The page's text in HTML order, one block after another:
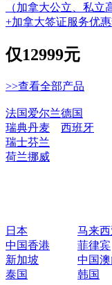
（加拿大公立、私立
+加拿大签证服务优惠
仅12999元
>>查看全部产品
法国爱尔兰德国
瑞典丹麦
西班牙
瑞士芬兰
荷兰挪威
日本
马来西
中国香港
菲律宾
新加坡
中国澳
泰国
韩国